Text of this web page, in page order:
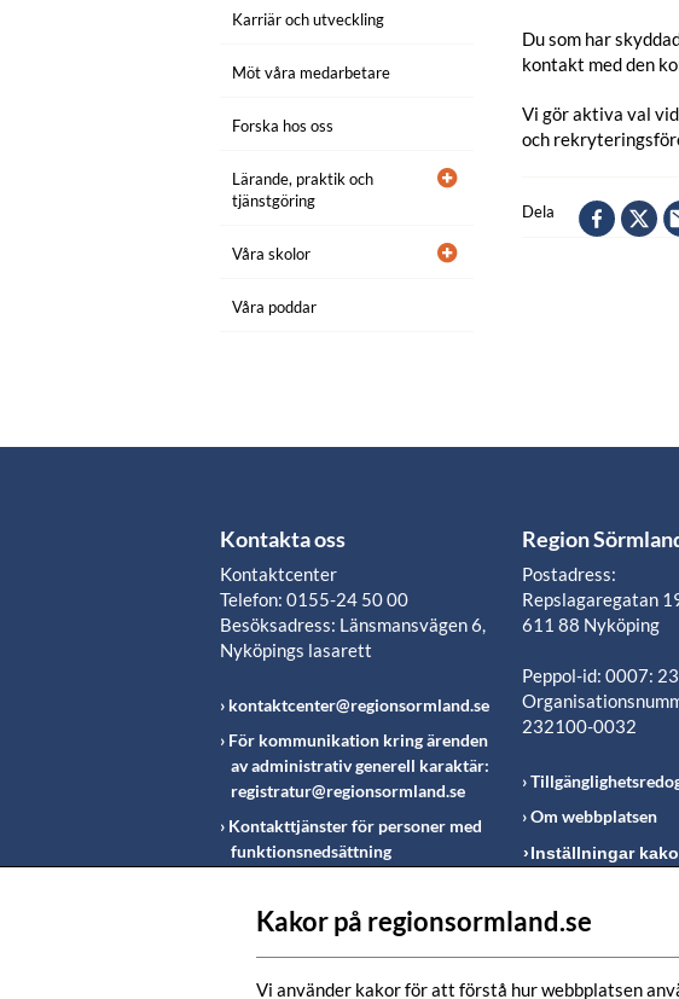
Karriär och utveckling
Möt våra medarbetare
Forska hos oss
Lärande, praktik och
tjänstgöring
Våra skolor
Våra poddar
Du som har
kontakt med den
Vi gör aktiva val
och
Dela
Kontakta oss
Kontaktcenter
Telefon: 0155-24 50 00
Besöksadress: Länsmansvägen 6,
Nyköpings lasarett
kontaktcenter@regionsormland.se
För kommunikation kring ärenden
av administrativ generell karaktär:
registratur@regionsormland.se
Kontakttjänster för personer med
funktionsnedsättning
inom Region Sörmland
Region
Postadress:
Repslagaregatan
611 88 Nyköping
Peppol-id: 0007:
232100-0032
Om webbplatsen
Inställningar
Följ oss i våra
Kakor på regionsormland.se
Vi använder kakor för att förstå hur webbplatsen